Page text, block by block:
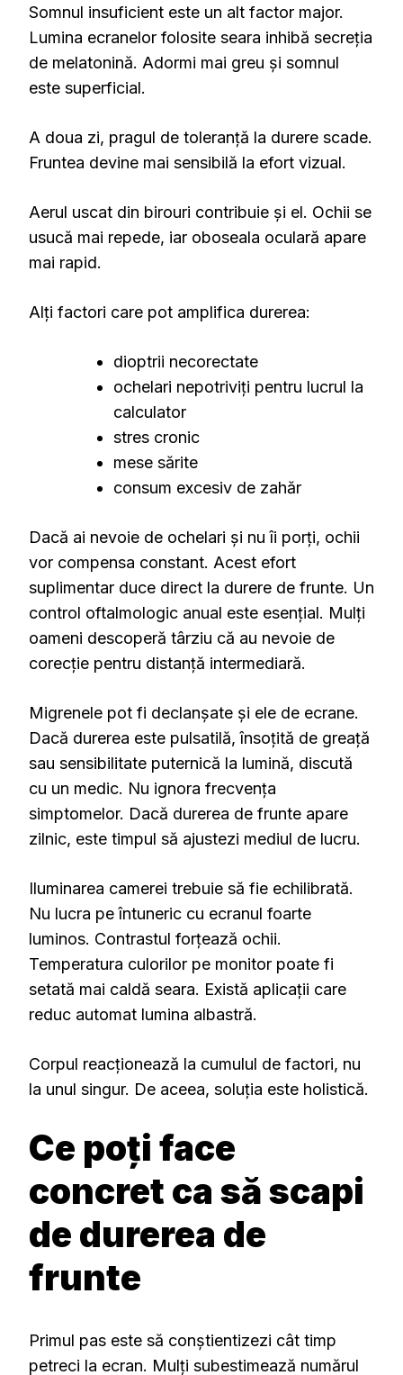
Somnul insuficient este un alt factor major.
Lumina ecranelor folosite seara inhibă secreția
de melatonină. Adormi mai greu și somnul
este superficial.
A doua zi, pragul de toleranță la durere scade.
Fruntea devine mai sensibilă la efort vizual.
Aerul uscat din birouri contribuie și el. Ochii se
usucă mai repede, iar oboseala oculară apare
mai rapid.
Alți factori care pot amplifica durerea:
dioptrii necorectate
ochelari nepotriviți pentru lucrul la
calculator
stres cronic
mese sărite
consum excesiv de zahăr
Dacă ai nevoie de ochelari și nu îi porți, ochii
vor compensa constant. Acest efort
suplimentar duce direct la durere de frunte. Un
control oftalmologic anual este esențial. Mulți
oameni descoperă târziu că au nevoie de
corecție pentru distanță intermediară.
Migrenele pot fi declanșate și ele de ecrane.
Dacă durerea este pulsatilă, însoțită de greață
sau sensibilitate puternică la lumină, discută
cu un medic. Nu ignora frecvența
simptomelor. Dacă durerea de frunte apare
zilnic, este timpul să ajustezi mediul de lucru.
Iluminarea camerei trebuie să fie echilibrată.
Nu lucra pe întuneric cu ecranul foarte
luminos. Contrastul forțează ochii.
Temperatura culorilor pe monitor poate fi
setată mai caldă seara. Există aplicații care
reduc automat lumina albastră.
Corpul reacționează la cumulul de factori, nu
la unul singur. De aceea, soluția este holistică.
Ce poți face
concret ca să scapi
de durerea de
frunte
Primul pas este să conștientizezi cât timp
petreci la ecran. Mulți subestimează numărul